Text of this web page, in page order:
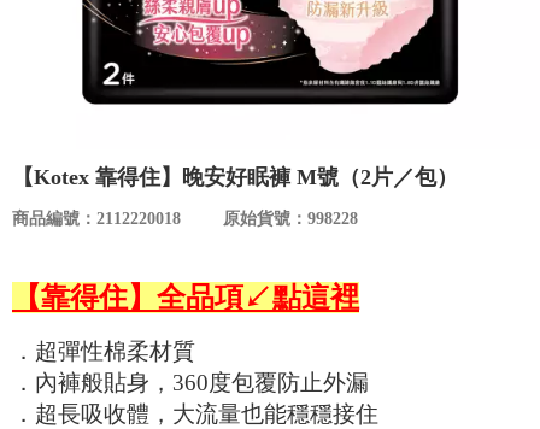
名人嚴選
優惠活動
合作提案
購物流程
【Kotex 靠得住】晚安好眠褲 M號（2片／包）
商品編號：2112220018 原始貨號：998228
【靠得住】全品項↙點這裡
．超彈性棉柔材質
．內褲般貼身，360度包覆防止外漏
．超長吸收體，大流量也能穩穩接住